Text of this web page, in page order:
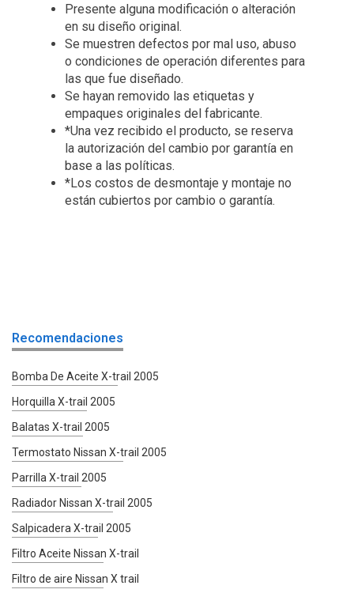
Presente alguna modificación o alteración
en su diseño original.
Se muestren defectos por mal uso, abuso
o condiciones de operación diferentes para
las que fue diseñado.
Se hayan removido las etiquetas y
empaques originales del fabricante.
*Una vez recibido el producto, se reserva
la autorización del cambio por garantía en
base a las políticas.
*Los costos de desmontaje y montaje no
están cubiertos por cambio o garantía.
Recomendaciones
Bomba De Aceite X-trail 2005
Horquilla X-trail 2005
Balatas X-trail 2005
Termostato Nissan X-trail 2005
Parrilla X-trail 2005
Radiador Nissan X-trail 2005
Salpicadera X-trail 2005
Filtro Aceite Nissan X-trail
Filtro de aire Nissan X trail